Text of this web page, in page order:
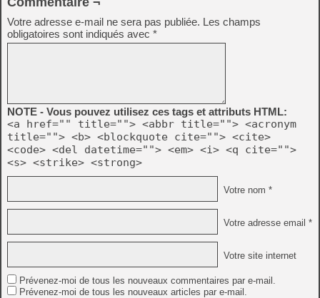
Votre adresse e-mail ne sera pas publiée. Les champs
obligatoires sont indiqués avec *
NOTE - Vous pouvez utilisez ces tags et attributs HTML:
<a href="" title=""> <abbr title=""> <acronym
title=""> <b> <blockquote cite=""> <cite>
<code> <del datetime=""> <em> <i> <q cite="">
<s> <strike> <strong>
Votre nom *
Votre adresse email *
Votre site internet
Prévenez-moi de tous les nouveaux commentaires par e-mail.
Prévenez-moi de tous les nouveaux articles par e-mail.